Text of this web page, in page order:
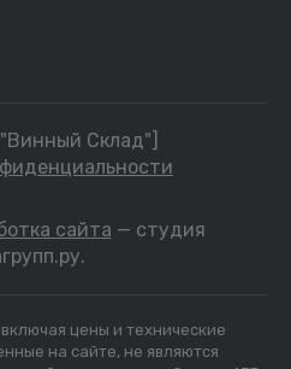
Склад"]
сайта — студия
цены и технические
на сайте, не являются